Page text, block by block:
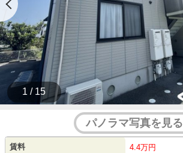
1 / 15
パノラマ写真を見る
賃料 4.4万円